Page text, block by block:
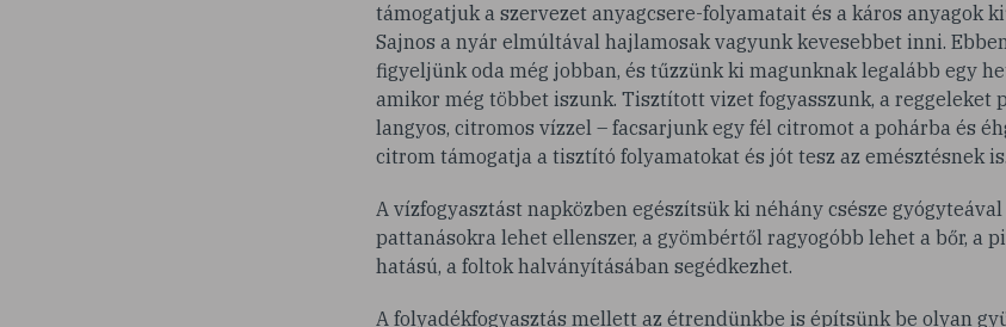
támogatjuk a szervezet anyagcsere-folyamatait és a káros anyagok
Sajnos a nyár elmúltával hajlamosak vagyunk kevesebbet inni.
figyeljünk oda még jobban, és tűzzünk ki magunknak legalább egy
amikor még többet iszunk. Tisztított vizet fogyasszunk, a reggeleket
langyos, citromos vízzel – facsarjunk egy fél citromot a pohárba és
citrom támogatja a tisztító folyamatokat és jót tesz az emésztésnek is.
A vízfogyasztást napközben egészítsük ki néhány csésze gyógyteával
pattanásokra lehet ellenszer, a gyömbértől ragyogóbb lehet a bőr, a
hatású, a foltok halványításában segédkezhet.
A folyadékfogyasztás mellett az étrendünkbe is építsünk be olyan